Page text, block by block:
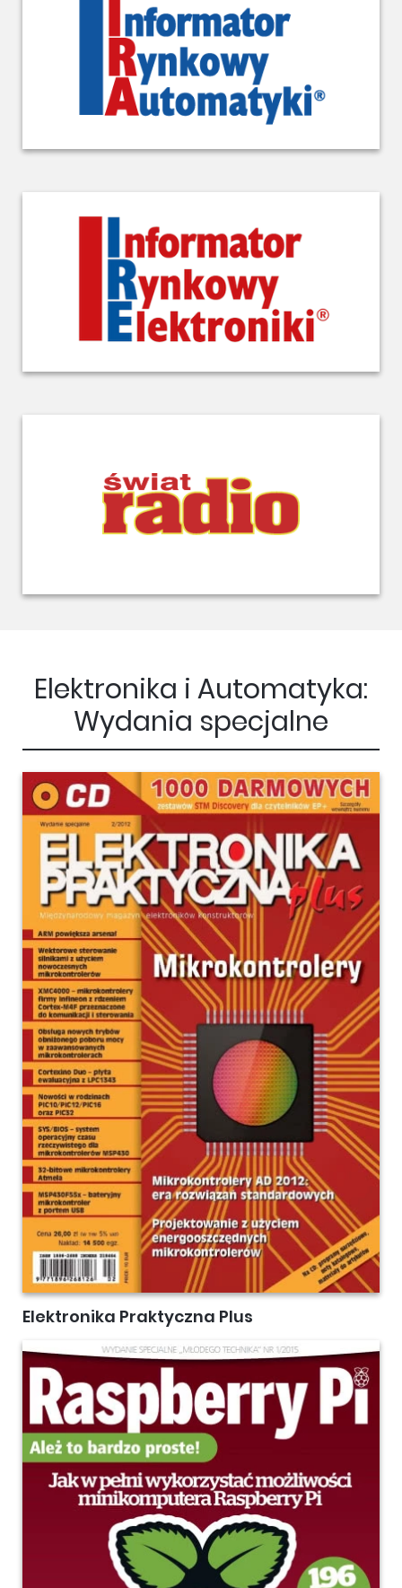
Elektronika i Automatyka:
Wydania specjalne
Elektronika Praktyczna Plus